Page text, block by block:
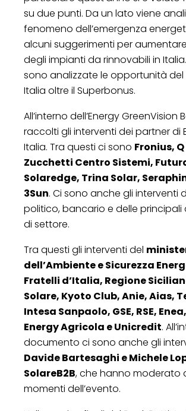
su due punti. Da un lato viene
fenomeno dell’emergenza
alcuni suggerimenti per
degli impianti da rinnovabili in Italia.
sono analizzate le opportunità del
Italia oltre il Superbonus.
All’interno dell’Energy GreenVision
raccolti gli interventi dei partner di
Italia. Tra questi ci sono Fronius,
Zucchetti Centro Sistemi,
Solaredge, Trina Solar,
3Sun. Ci sono anche gli interventi
politico, bancario e delle principali
di settore.
Tra questi gli interventi del
dell’Ambiente e Sicurezza
Fratelli d’Italia, Regione
Solare, Kyoto Club, Anie, Aias,
Intesa Sanpaolo, GSE, RSE,
Energy Agricola e Unicredit.
documento ci sono anche gli
Davide Bartesaghi e Michele
SolareB2B, che hanno moderato
momenti dell’evento.